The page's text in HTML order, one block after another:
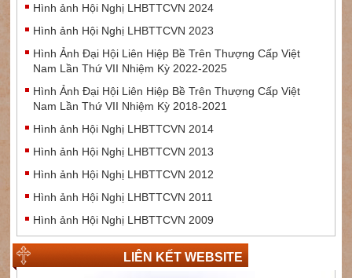
Hình ảnh Hội Nghị LHBTTCVN 2024
Hình ảnh Hội Nghị LHBTTCVN 2023
Hình Ảnh Đại Hội Liên Hiệp Bề Trên Thượng Cấp Việt
Nam Lần Thứ VII Nhiệm Kỳ 2022-2025
Hình Ảnh Đại Hội Liên Hiệp Bề Trên Thượng Cấp Việt
Nam Lần Thứ VII Nhiệm Kỳ 2018-2021
Hình ảnh Hội Nghị LHBTTCVN 2014
Hình ảnh Hội Nghị LHBTTCVN 2013
Hình ảnh Hội Nghị LHBTTCVN 2012
Hình ảnh Hội Nghị LHBTTCVN 2011
Hình ảnh Hội Nghị LHBTTCVN 2009
LIÊN KẾT WEBSITE